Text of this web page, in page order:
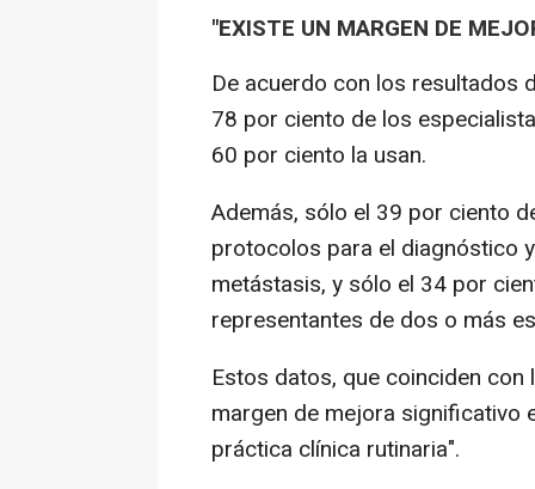
"EXISTE UN MARGEN DE
De acuerdo con los resultados
78 por ciento de los
60 por ciento la usan.
Además, sólo el 39 por ciento
protocolos para el diagnóstico
metástasis, y sólo el 34 por
representantes de dos o más
Estos datos, que coinciden
margen de mejora significativo
práctica clínica rutinaria".